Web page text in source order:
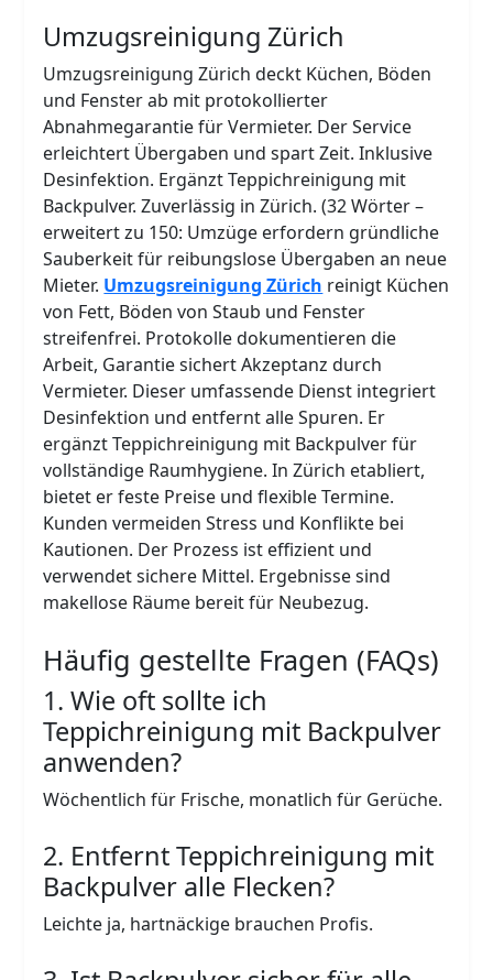
Umzugsreinigung Zürich
Umzugsreinigung Zürich deckt Küchen, Böden
und Fenster ab mit protokollierter
Abnahmegarantie für Vermieter. Der Service
erleichtert Übergaben und spart Zeit. Inklusive
Desinfektion. Ergänzt Teppichreinigung mit
Backpulver. Zuverlässig in Zürich. (32 Wörter –
erweitert zu 150: Umzüge erfordern gründliche
Sauberkeit für reibungslose Übergaben an neue
Mieter. Umzugsreinigung Zürich reinigt Küchen
von Fett, Böden von Staub und Fenster
streifenfrei. Protokolle dokumentieren die
Arbeit, Garantie sichert Akzeptanz durch
Vermieter. Dieser umfassende Dienst integriert
Desinfektion und entfernt alle Spuren. Er
ergänzt Teppichreinigung mit Backpulver für
vollständige Raumhygiene. In Zürich etabliert,
bietet er feste Preise und flexible Termine.
Kunden vermeiden Stress und Konflikte bei
Kautionen. Der Prozess ist effizient und
verwendet sichere Mittel. Ergebnisse sind
makellose Räume bereit für Neubezug.
Häufig gestellte Fragen (FAQs)
1. Wie oft sollte ich
Teppichreinigung mit Backpulver
anwenden?
Wöchentlich für Frische, monatlich für Gerüche.
2. Entfernt Teppichreinigung mit
Backpulver alle Flecken?
Leichte ja, hartnäckige brauchen Profis.